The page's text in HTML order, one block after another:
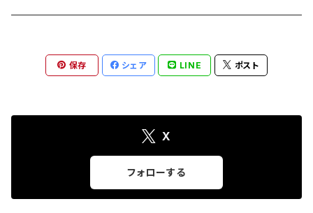
ノート・メモ帳
ペン・筆記用具
ヘアゴム
上田創画堂
To.t（たあと）
保存 シェア LINE ポスト
X
フォローする